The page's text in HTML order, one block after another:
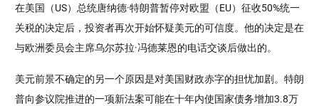
在美国（US）总统唐纳德·特朗普暂停对欧盟（EU）征收50%统一
关税的决定后，投资者再次开始怀疑美元的可信度。他的决定是在
与欧洲委员会主席乌尔苏拉·冯德莱恩的电话交谈后做出的。
美元前景不确定的另一个原因是对美国财政赤字的担忧加剧。特朗
普向参议院推进的一项新法案可能在十年内使国家债务增加3.8万